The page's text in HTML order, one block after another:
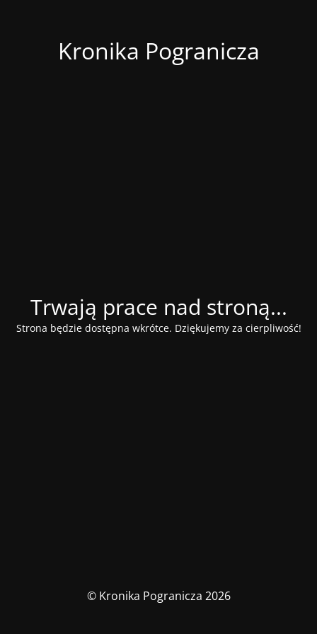
Kronika Pogranicza
Trwają prace nad stroną...
Strona będzie dostępna wkrótce. Dziękujemy za cierpliwość!
© Kronika Pogranicza 2026